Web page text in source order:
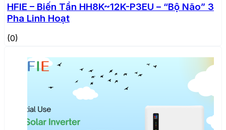
HFIE – Biến Tần HH8K~12K-P3EU – “Bộ Não” 3
Pha Linh Hoạt
(0)